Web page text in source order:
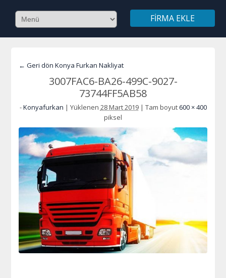
FIRMA EKLE
← Geri dön Konya Furkan Nakliyat
3007FAC6-BA26-499C-9027-
73744FF5AB58
-Konyafurkan | Yüklenen 28 Mart 2019 | Tam boyut 600 × 400
piksel